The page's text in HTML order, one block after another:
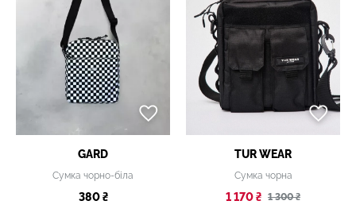
GARD
Сумка чорно-біла
380 ₴
TUR WEAR
Сумка чорна
1 170 ₴ 1 300 ₴